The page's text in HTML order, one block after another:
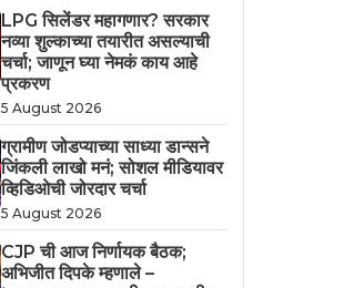
LPG सिलेंडर महागणार? सरकार
नव्या शुल्काच्या तयारीत असल्याची
चर्चा; जाणून घ्या नेमकं काय आहे
प्रकरण
5 August 2026
ग्रामीण जोडप्याच्या साध्या डान्सने
जिंकली लाखो मनं; सोशल मीडियावर
व्हिडिओची जोरदार चर्चा
5 August 2026
CJP ची आज निर्णायक बैठक;
अभिजीत दिपके म्हणाले –